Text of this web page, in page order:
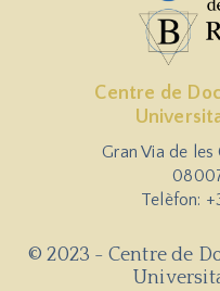
Centre de
Gran Via de
Telèfon:
© 2023 - Centre de